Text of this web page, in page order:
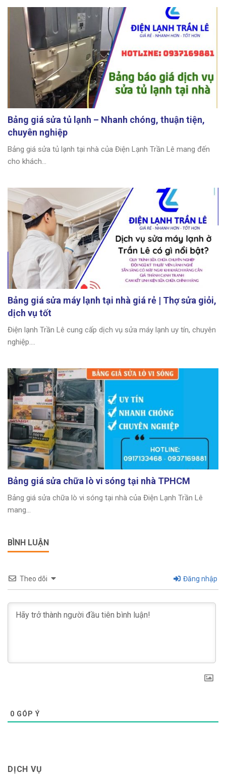
Bảng giá sửa tủ lạnh – Nhanh chóng, thuận tiện,
chuyên nghiệp
Bảng giá sửa tủ lạnh tại nhà của Điện Lạnh Trần Lê mang đến
cho khách...
Bảng giá sửa máy lạnh tại nhà giá rẻ | Thợ sửa giỏi,
dịch vụ tốt
Điện lạnh Trần Lê cung cấp dịch vụ sửa máy lạnh uy tín, chuyên
nghiệp....
Bảng giá sửa chữa lò vi sóng tại nhà TPHCM
Bảng giá sửa chữa lò vi sóng tại nhà của Điện Lạnh Trần Lê
mang...
BÌNH LUẬN
Theo dõi Đăng nhập
0 GÓP Ý
DỊCH VỤ